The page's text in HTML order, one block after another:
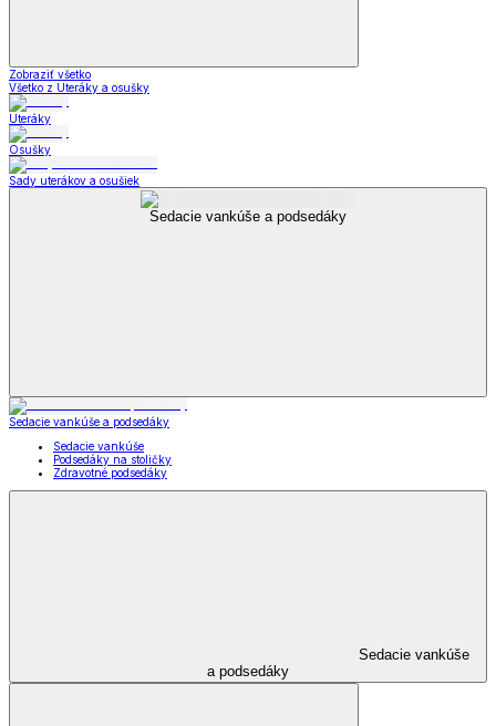
Zobraziť všetko
Všetko z Uteráky a osušky
Uteráky
Osušky
Sady uterákov a osušiek
Sedacie vankúše a podsedáky
Sedacie vankúše a podsedáky
Sedacie vankúše
Podsedáky na stoličky
Zdravotné podsedáky
Sedacie vankúše
a podsedáky